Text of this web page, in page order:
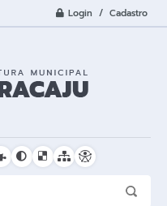
Login / Cadastro